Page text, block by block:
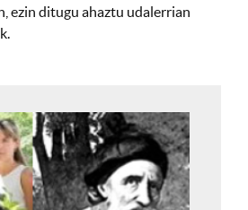
ezin ditugu ahaztu udalerrian